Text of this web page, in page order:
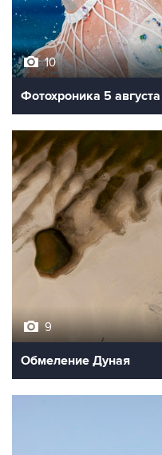
10
Фотохроника 5 августа
9
Обмеление Дуная